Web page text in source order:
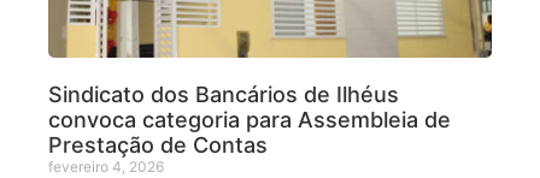
Sindicato dos Bancários de Ilhéus
convoca categoria para Assembleia de
Prestação de Contas
fevereiro 4, 2026